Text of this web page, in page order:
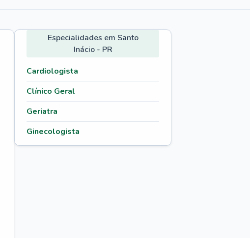
Especialidades em Santo
Inácio - PR
Cardiologista
Clínico Geral
Geriatra
Ginecologista